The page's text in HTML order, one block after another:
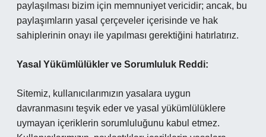
paylaşılması bizim için memnuniyet vericidir; ancak, bu
paylaşımların yasal çerçeveler içerisinde ve hak
sahiplerinin onayı ile yapılması gerektiğini hatırlatırız.
Yasal Yükümlülükler ve Sorumluluk Reddi:
Sitemiz, kullanıcılarımızın yasalara uygun
davranmasını teşvik eder ve yasal yükümlülüklere
uymayan içeriklerin sorumluluğunu kabul etmez.